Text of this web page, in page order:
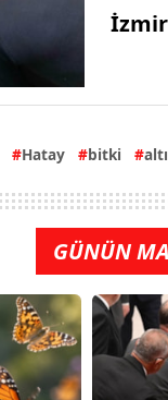
Hatay bitki
GÜNÜN